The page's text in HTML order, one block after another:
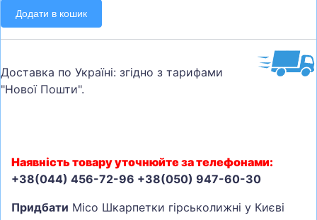
Додати в кошик
Доставка по Україні: згідно з тарифами
"Нової Пошти".
Наявність товару уточнюйте за телефонами:
+38(044) 456-72-96 +38(050) 947-60-30
Придбати Mico Шкарпетки гірськолижні у Києві